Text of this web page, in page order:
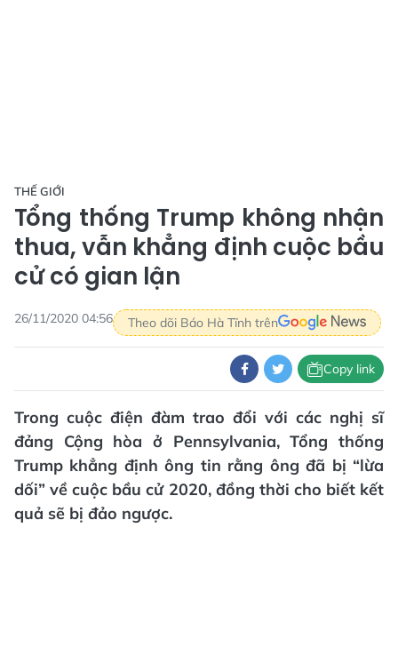
THẾ GIỚI
Tổng thống Trump không nhận
thua, vẫn khẳng định cuộc bầu
cử có gian lận
26/11/2020 04:56 Theo dõi Báo Hà Tĩnh trên
Copy link
Trong cuộc điện đàm trao đổi với các nghị sĩ
đảng Cộng hòa ở Pennsylvania, Tổng thống
Trump khẳng định ông tin rằng ông đã bị “lừa
dối” về cuộc bầu cử 2020, đồng thời cho biết kết
quả sẽ bị đảo ngược.